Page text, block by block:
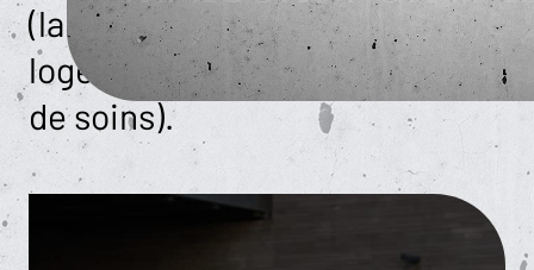
(laboratoires d’analyses,
logements étudiants, maisons
de soins).